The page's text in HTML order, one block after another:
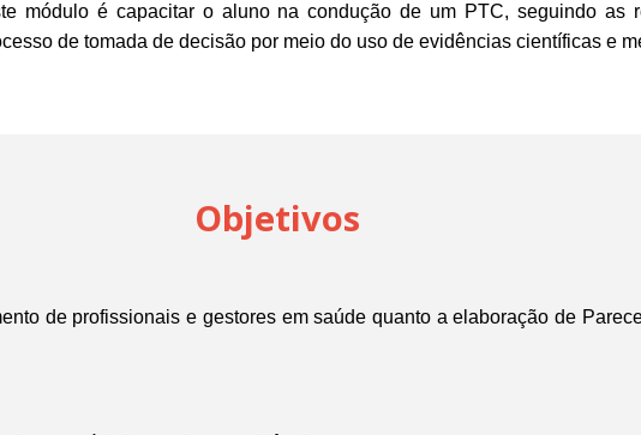
módulo é capacitar o aluno na condução de um PTC, seguindo as
de tomada de decisão por meio do uso de evidências científicas e
Objetivos
de profissionais e gestores em saúde quanto a elaboração de